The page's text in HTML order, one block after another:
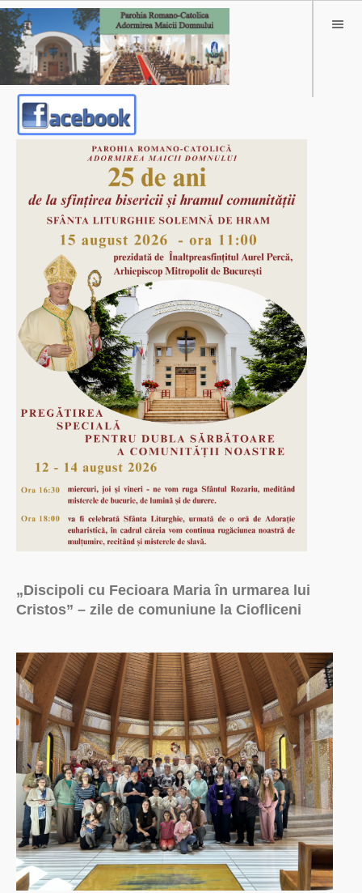
„Discipoli cu Fecioara Maria în urmarea lui
Cristos” – zile de comuniune la Ciofliceni